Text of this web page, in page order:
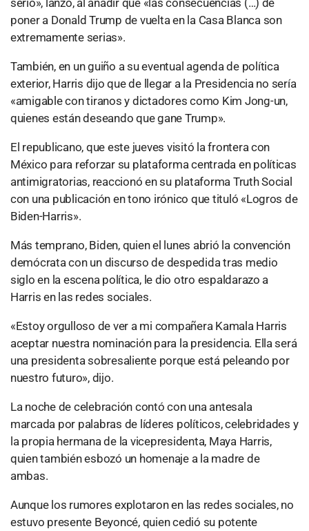
poner a Donald Trump de vuelta en la Casa Blanca son
extremamente serias».
También, en un guiño a su eventual agenda de política
exterior, Harris dijo que de llegar a la Presidencia no sería
«amigable con tiranos y dictadores como Kim Jong-un,
quienes están deseando que gane Trump».
El republicano, que este jueves visitó la frontera con
México para reforzar su plataforma centrada en políticas
antimigratorias, reaccionó en su plataforma Truth Social
con una publicación en tono irónico que tituló «Logros de
Biden-Harris».
Más temprano, Biden, quien el lunes abrió la convención
demócrata con un discurso de despedida tras medio
siglo en la escena política, le dio otro espaldarazo a
Harris en las redes sociales.
«Estoy orgulloso de ver a mi compañera Kamala Harris
aceptar nuestra nominación para la presidencia. Ella será
una presidenta sobresaliente porque está peleando por
nuestro futuro», dijo.
La noche de celebración contó con una antesala
marcada por palabras de líderes políticos, celebridades y
la propia hermana de la vicepresidenta, Maya Harris,
quien también esbozó un homenaje a la madre de
ambas.
Aunque los rumores explotaron en las redes sociales, no
estuvo presente Beyoncé, quien cedió su potente